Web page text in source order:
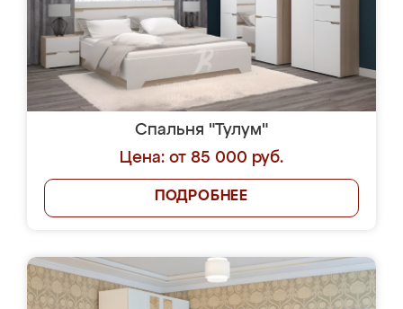
Спальня "Тулум"
Цена: от 85 000 руб.
ПОДРОБНЕЕ